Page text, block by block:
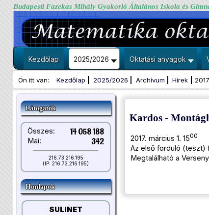
Budapesti Fazekas Mihály Gyakorló Általános Iskola és
Kezdőlap 2025/2026 Oktatási anyagok
Ön itt van: Kezdőlap 2025/2026 Archívum Hírek
Látogatók
Összes: 14 058 188
Mai: 342
216.73.216.195
(IP: 216.73.216.195)
Honlapok
SULINET
Kardos -
2017. március 1. 1500
Az első forduló (teszt)
Megtalálható a